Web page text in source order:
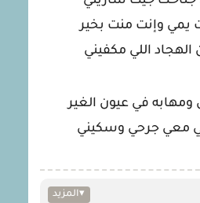
يمي وإنت منت بخير
الهجاد اللي مكفيني
في عيون الغير
معي جرحي وسكيني
▾المزيد